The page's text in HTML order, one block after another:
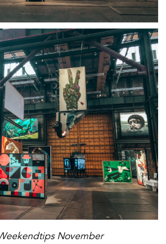
November